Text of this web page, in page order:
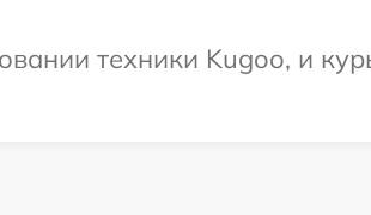
техники Kugoo, и